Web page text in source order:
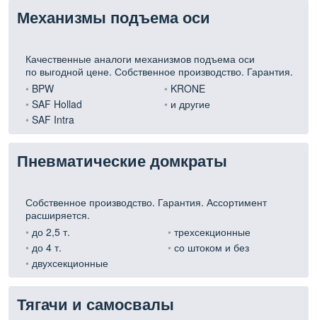
Механизмы подъема оси
Качественные аналоги механизмов подъема оси
по выгодной цене. Собственное производство. Гарантия.
BPW
SAF Hollad
SAF Intra
KRONE
и другие
Пневматические домкраты
Собственное производство. Гарантия. Ассортимент
расширяется.
до 2,5 т.
до 4 т.
двухсекционные
трехсекционные
со штоком и без
Тягачи и самосвалы